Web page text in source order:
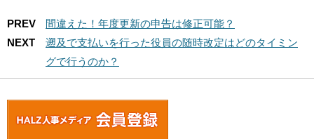
PREV
間違えた！年度更新の申告は修正可能？
NEXT
遡及で支払いを行った役員の随時改定はどのタイミン
グで行うのか？